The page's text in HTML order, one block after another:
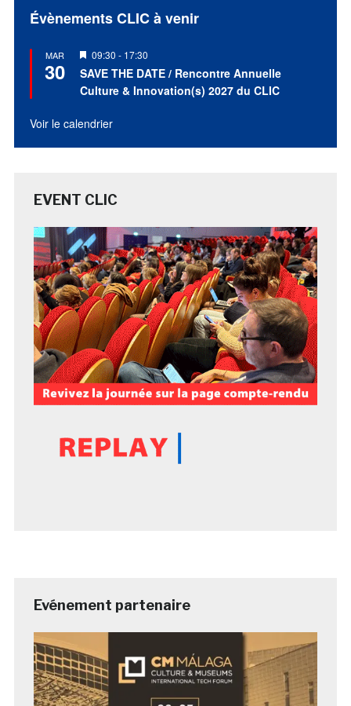
Évènements CLIC à venir
MAR
30
Mis
en
avant
09:30 - 17:30
SAVE THE DATE / Rencontre Annuelle
Culture & Innovation(s) 2027 du CLIC
Voir le calendrier
EVENT CLIC
Evénement partenaire